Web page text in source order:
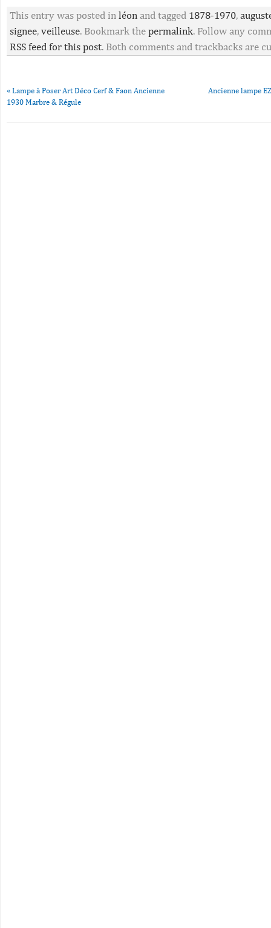
This entry was posted in léon and tagged 1878-1970,
signee, veilleuse. Bookmark the permalink. Follow any
RSS feed for this post. Both comments and trackbacks are
« Lampe à Poser Art Déco Cerf & Faon Ancienne
1930 Marbre & Régule
Ancienne lampe